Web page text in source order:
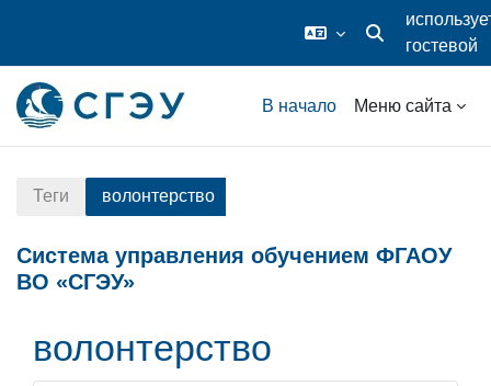
Изменитьгостевой
доступ
В начало
Меню сайта
Теги волонтерство
Система управления обучением ФГАОУ
ВО «СГЭУ»
волонтерство